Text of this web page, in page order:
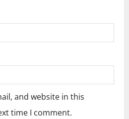
and website in this
time I comment.